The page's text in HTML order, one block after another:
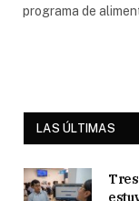
programa de
LAS ÚLTIMAS